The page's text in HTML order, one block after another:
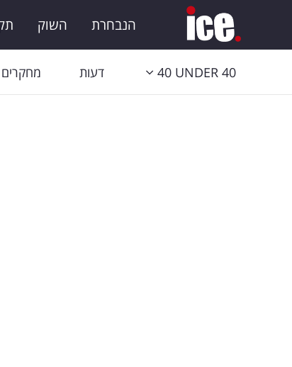
הנבחרת השוק
40 UNDER 40 דעות מחקרים